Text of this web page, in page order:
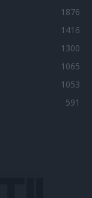
1876
1416
1300
1065
1053
591